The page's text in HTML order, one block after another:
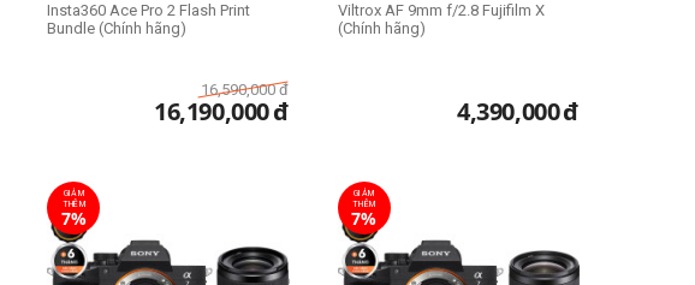
Insta360 Ace Pro 2 Flash Print
Bundle (Chính hãng)
16,590,000 đ
16,190,000đ
Viltrox AF 9mm f/2.8 Fujifilm X
(Chính hãng)
4,390,000đ
GIẢM
THÊM
7%
GIẢM
THÊM
7%